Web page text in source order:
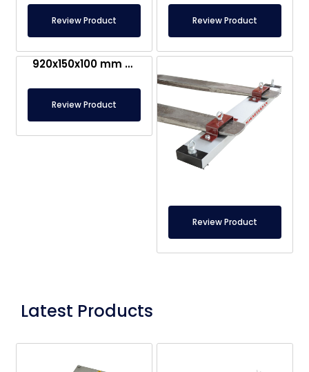
Review Product Review Product
920x150x100 mm Magnetic Sweeper for Forklift – Heavy-Duty Stainless Steel Industrial Magnet
Review Product
Review Product
Latest Products